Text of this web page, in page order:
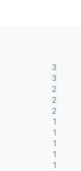
3
3
2
2
2
1
1
1
1
1